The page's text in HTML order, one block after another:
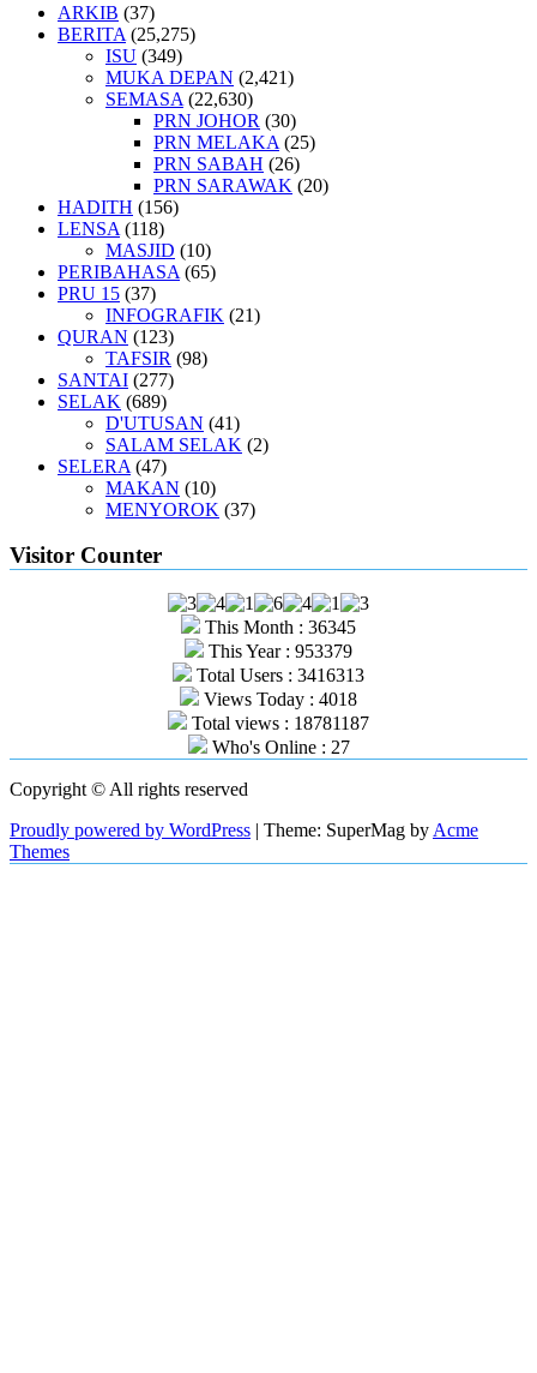
ARKIB (37)
BERITA (25,275)
ISU (349)
MUKA DEPAN (2,421)
SEMASA (22,630)
PRN JOHOR (30)
PRN MELAKA (25)
PRN SABAH (26)
PRN SARAWAK (20)
HADITH (156)
LENSA (118)
MASJID (10)
PERIBAHASA (65)
PRU 15 (37)
INFOGRAFIK (21)
QURAN (123)
TAFSIR (98)
SANTAI (277)
SELAK (689)
D'UTUSAN (41)
SALAM SELAK (2)
SELERA (47)
MAKAN (10)
MENYOROK (37)
Visitor Counter
This Month : 36345
This Year : 953379
Total Users : 3416313
Views Today : 4018
Total views : 18781187
Who's Online : 27
Copyright © All rights reserved
Proudly powered by WordPress | Theme: SuperMag by Acme
Themes